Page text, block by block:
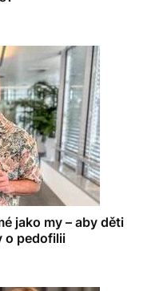
jako my – aby děti
o pedofilii